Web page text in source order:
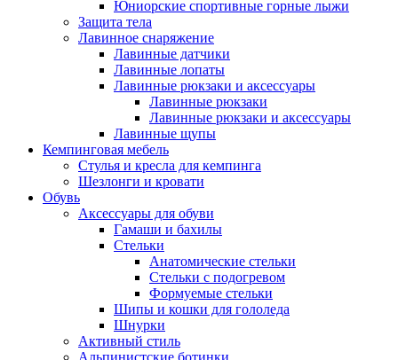
Юниорские спортивные горные лыжи
Защита тела
Лавинное снаряжение
Лавинные датчики
Лавинные лопаты
Лавинные рюкзаки и аксессуары
Лавинные рюкзаки
Лавинные рюкзаки и аксессуары
Лавинные щупы
Кемпинговая мебель
Стулья и кресла для кемпинга
Шезлонги и кровати
Обувь
Аксессуары для обуви
Гамаши и бахилы
Стельки
Анатомические стельки
Стельки с подогревом
Формуемые стельки
Шипы и кошки для гололеда
Шнурки
Активный стиль
Альпинистские ботинки